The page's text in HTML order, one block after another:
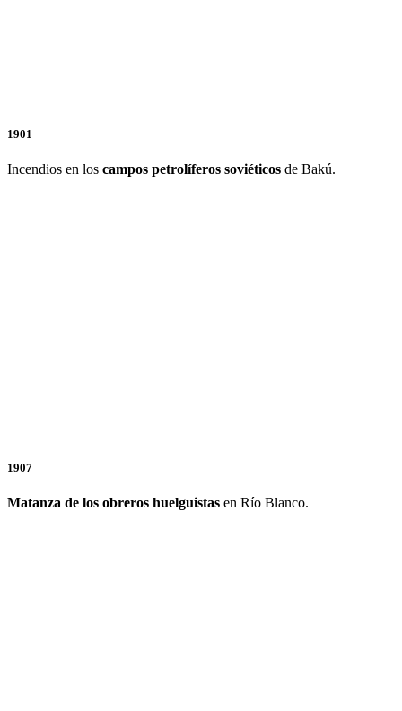
1901
Incendios en los campos petrolíferos soviéticos de Bakú.
1907
Matanza de los obreros huelguistas en Río Blanco.